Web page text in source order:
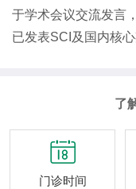
于学术会议交流发言
已发表SCI及国内核
了

门诊时间